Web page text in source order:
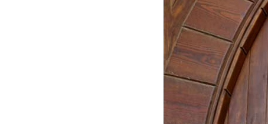
استعلام عن فتوى
حجز موعد